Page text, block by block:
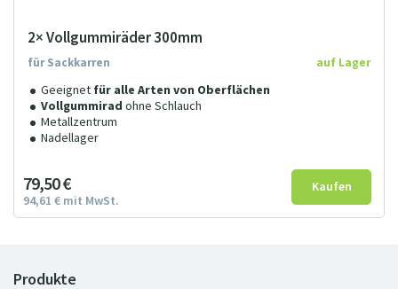
2× Vollgummiräder 300mm
für Sackkarren
Geeignet für alle Arten von Oberflächen
Vollgummirad ohne Schlauch
Metallzentrum
Nadellager
auf Lager
79 50€
94 61 € mit MwSt.